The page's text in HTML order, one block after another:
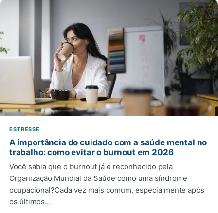
ESTRESSE
A importância do cuidado com a saúde mental no
trabalho: como evitar o burnout em 2026
Você sabia que o burnout já é reconhecido pela
Organização Mundial da Saúde como uma síndrome
ocupacional?Cada vez mais comum, especialmente após
os últimos…